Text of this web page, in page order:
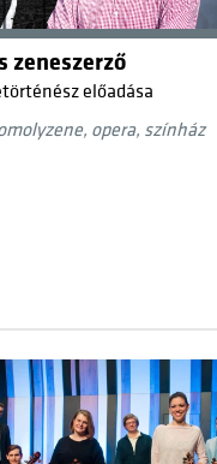
zeneszerző
előadása
opera, színház